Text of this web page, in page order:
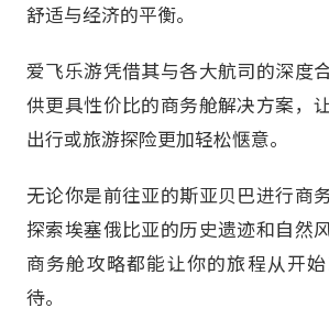
舒适与经济的平衡。
爱飞乐游凭借其与各大航司的深度
供更具性价比的商务舱解决方案，
出行或旅游探险更加轻松惬意。
无论你是前往亚的斯亚贝巴进行商
探索埃塞俄比亚的历史遗迹和自然
商务舱攻略都能让你的旅程从开
待。